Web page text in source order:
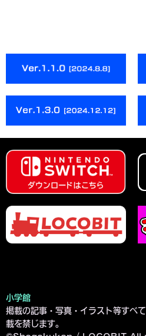
小学館
掲載の記事・写真・イラスト等すべ
載を禁じます。